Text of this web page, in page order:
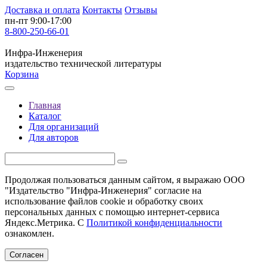
Доставка и оплата Контакты Отзывы
пн-пт 9:00-17:00
8-800-250-66-01
Инфра-Инженерия
издательство технической литературы
Корзина
Главная
Каталог
Для организаций
Для авторов
Продолжая пользоваться данным сайтом, я выражаю ООО
"Издательство "Инфра-Инженерия" согласие на
использование файлов cookie и обработку своих
персональных данных с помощью интернет-сервиса
Яндекс.Метрика. С Политикой конфиденциальности
ознакомлен.
Согласен